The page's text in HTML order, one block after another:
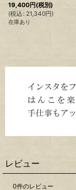
19,400円(税別)
(税込 : 21,340円)
在庫あり
レビュー
0件のレビュー